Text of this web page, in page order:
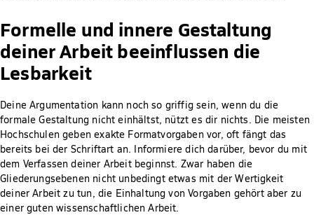
Formelle und innere Gestaltung
deiner Arbeit beeinflussen die
Lesbarkeit
Deine Argumentation kann noch so griffig sein, wenn du die
formale Gestaltung nicht einhältst, nützt es dir nichts. Die meisten
Hochschulen geben exakte Formatvorgaben vor, oft fängt das
bereits bei der Schriftart an. Informiere dich darüber, bevor du mit
dem Verfassen deiner Arbeit beginnst. Zwar haben die
Gliederungsebenen nicht unbedingt etwas mit der Wertigkeit
deiner Arbeit zu tun, die Einhaltung von Vorgaben gehört aber zu
einer guten wissenschaftlichen Arbeit.